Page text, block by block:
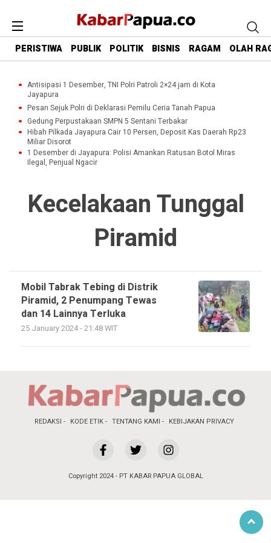
PERISTIWA PUBLIK POLITIK BISNIS RAGAM OLAH
Antisipasi 1 Desember, TNI Polri Patroli 2×24 jam di Kota
Jayapura
Pesan Sejuk Polri di Deklarasi Pemilu Ceria Tanah Papua
Gedung Perpustakaan SMPN 5 Sentani Terbakar
Hibah Pilkada Jayapura Cair 10 Persen, Deposit Kas Daerah Rp23
Miliar Disorot
1 Desember di Jayapura: Polisi Amankan Ratusan Botol Miras
Ilegal, Penjual Ngacir
Kecelakaan Tunggal
Piramid
Mobil Tabrak Tebing di Distrik
Piramid, 2 Penumpang Tewas
dan 14 Lainnya Terluka
25 January 2024 - 21:48 WIT
REDAKSI KODE ETIK TENTANG KAMI KEBIJAKAN PRIVACY
Copyright 2024 - PT KABAR PAPUA GLOBAL